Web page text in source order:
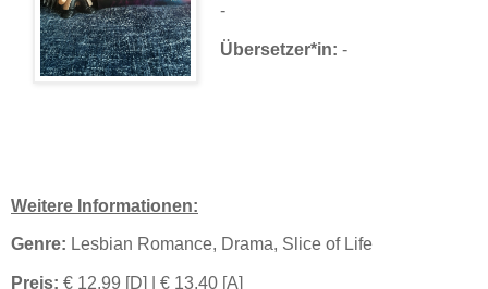
-
Übersetzer*in: -
Weitere Informationen:
Genre: Lesbian Romance, Drama, Slice of Life
Preis: € 12,99 [D] | € 13,40 [A]